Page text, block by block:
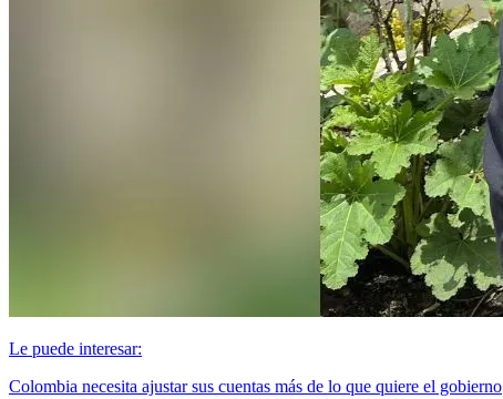
Le puede interesar:
Colombia necesita ajustar sus cuentas más de lo que quiere el gobierno